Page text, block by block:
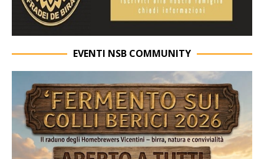
EVENTI NSB COMMUNITY